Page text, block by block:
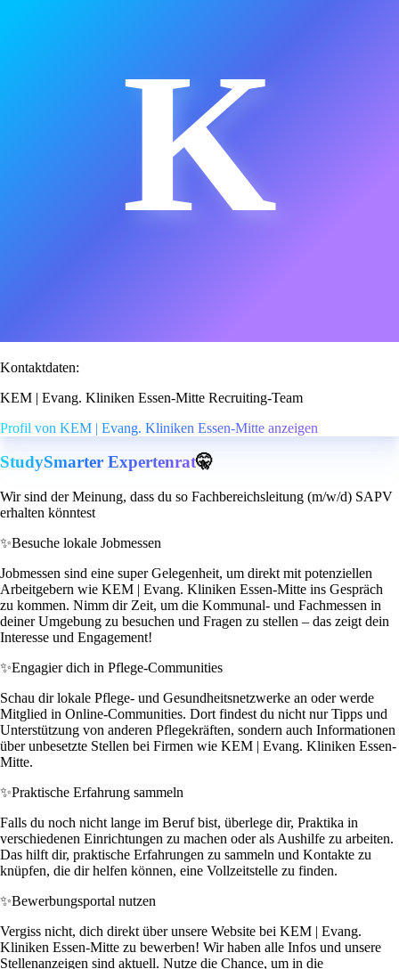
K
Kontaktdaten:
KEM | Evang. Kliniken Essen-Mitte Recruiting-Team
Profil von KEM | Evang. Kliniken Essen-Mitte anzeigen
StudySmarter Expertenrat🤫
Wir sind der Meinung, dass du so Fachbereichsleitung (m/w/d) SAPV
erhalten könntest
✨Besuche lokale Jobmessen
Jobmessen sind eine super Gelegenheit, um direkt mit potenziellen
Arbeitgebern wie KEM | Evang. Kliniken Essen-Mitte ins Gespräch
zu kommen. Nimm dir Zeit, um die Kommunal- und Fachmessen in
deiner Umgebung zu besuchen und Fragen zu stellen – das zeigt dein
Interesse und Engagement!
✨Engagier dich in Pflege-Communities
Schau dir lokale Pflege- und Gesundheitsnetzwerke an oder werde
Mitglied in Online-Communities. Dort findest du nicht nur Tipps und
Unterstützung von anderen Pflegekräften, sondern auch Informationen
über unbesetzte Stellen bei Firmen wie KEM | Evang. Kliniken Essen-
Mitte.
✨Praktische Erfahrung sammeln
Falls du noch nicht lange im Beruf bist, überlege dir, Praktika in
verschiedenen Einrichtungen zu machen oder als Aushilfe zu arbeiten.
Das hilft dir, praktische Erfahrungen zu sammeln und Kontakte zu
knüpfen, die dir helfen können, eine Vollzeitstelle zu finden.
✨Bewerbungsportal nutzen
Vergiss nicht, dich direkt über unsere Website bei KEM | Evang.
Kliniken Essen-Mitte zu bewerben! Wir haben alle Infos und unsere
Stellenanzeigen sind aktuell. Nutze die Chance, um in die